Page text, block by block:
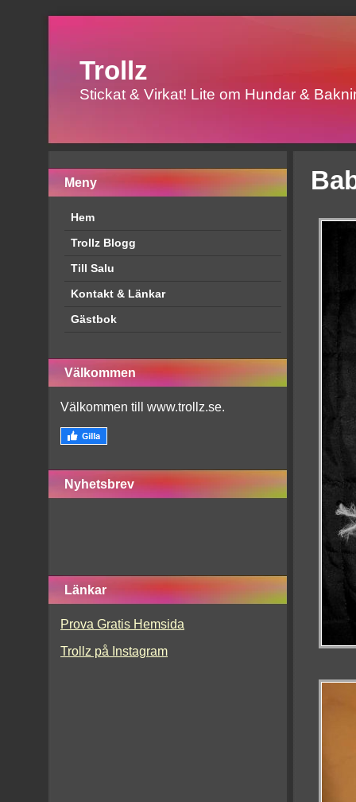
Trollz
Stickat & Virkat! Lite om Hundar &
Meny
Hem
Trollz Blogg
Till Salu
Kontakt & Länkar
Gästbok
Välkommen
Välkommen till www.trollz.se.
Nyhetsbrev
Länkar
Prova Gratis Hemsida
Trollz på Instagram